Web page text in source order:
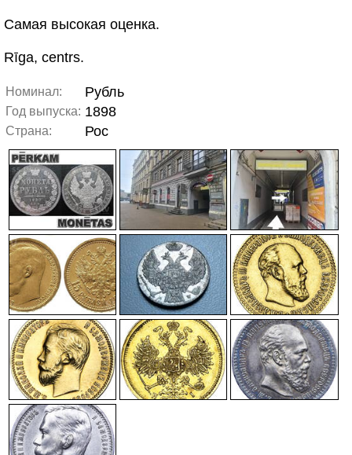
Самая высокая оценка.
Rīga, centrs.
Номинал: Рубль
Год выпуска: 1898
Страна: Рос